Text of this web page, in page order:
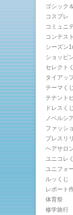
ゴシック
コスプレ
コミュニ
コンテスト
シーズン
ショッピ
セレクト
タイアッ
テーマくじ
テナント
ドレスくじ
ノベルシ
ファッシ
プレスリ
ヘアサロ
ユニコレ
ユニフォ
ルッくじ
レポート
体育祭
修学旅行